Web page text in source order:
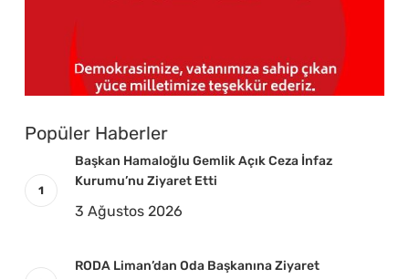
Popüler Haberler
Başkan Hamaloğlu Gemlik Açık Ceza İnfaz
Kurumu’nu Ziyaret Etti
3 Ağustos 2026
RODA Liman’dan Oda Başkanına Ziyaret